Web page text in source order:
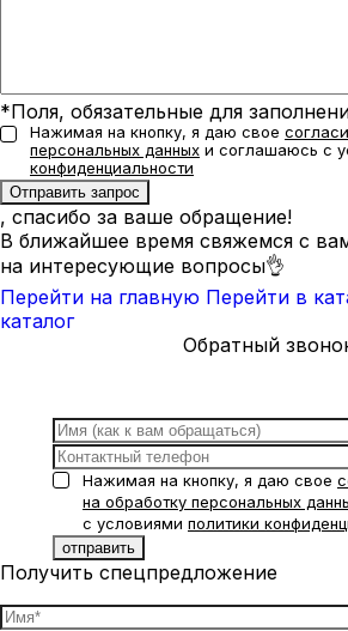
*Поля, обязательные для
Нажимая на кнопку, я даю свое
персональных данных и соглашаюсь с
конфиденциальности
, спасибо за ваше обращение!
В ближайшее время свяжемся с
на интересующие вопросы👌
Перейти на главную Перейти в
каталог
Обратный
Нажимая на кнопку, я даю свое
на обработку персональных
с условиями политики
Получить спецпредложение